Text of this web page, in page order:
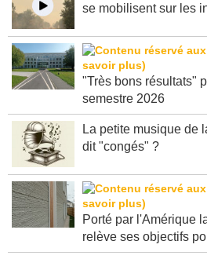
se mobilisent sur les
"Très bons résultats"
semestre 2026
La petite musique de
dit "congés" ?
Porté par l'Amérique
relève ses objectifs